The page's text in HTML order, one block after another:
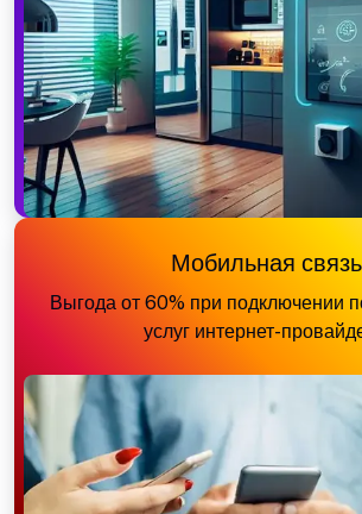
Мобильная связь
Выгода от 60% при подключении
услуг интернет-